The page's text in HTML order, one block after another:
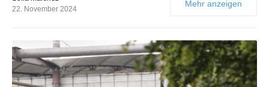
22. November 2024
Mehr anzeigen